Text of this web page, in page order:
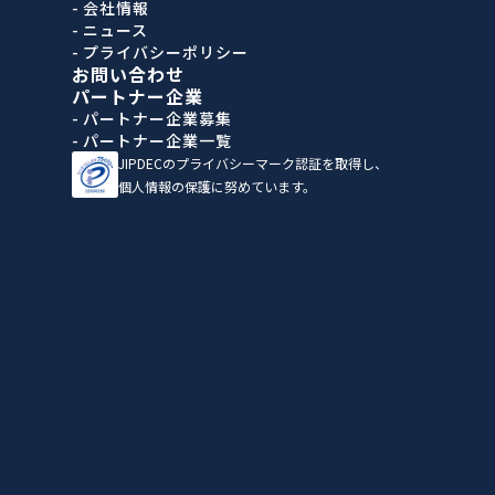
- 会社情報
- ニュース
- プライバシーポリシー
お問い合わせ
パートナー企業
- パートナー企業募集
- パートナー企業一覧
JIPDECのプライバシーマーク認証を取得し、
個人情報の保護に努めています。